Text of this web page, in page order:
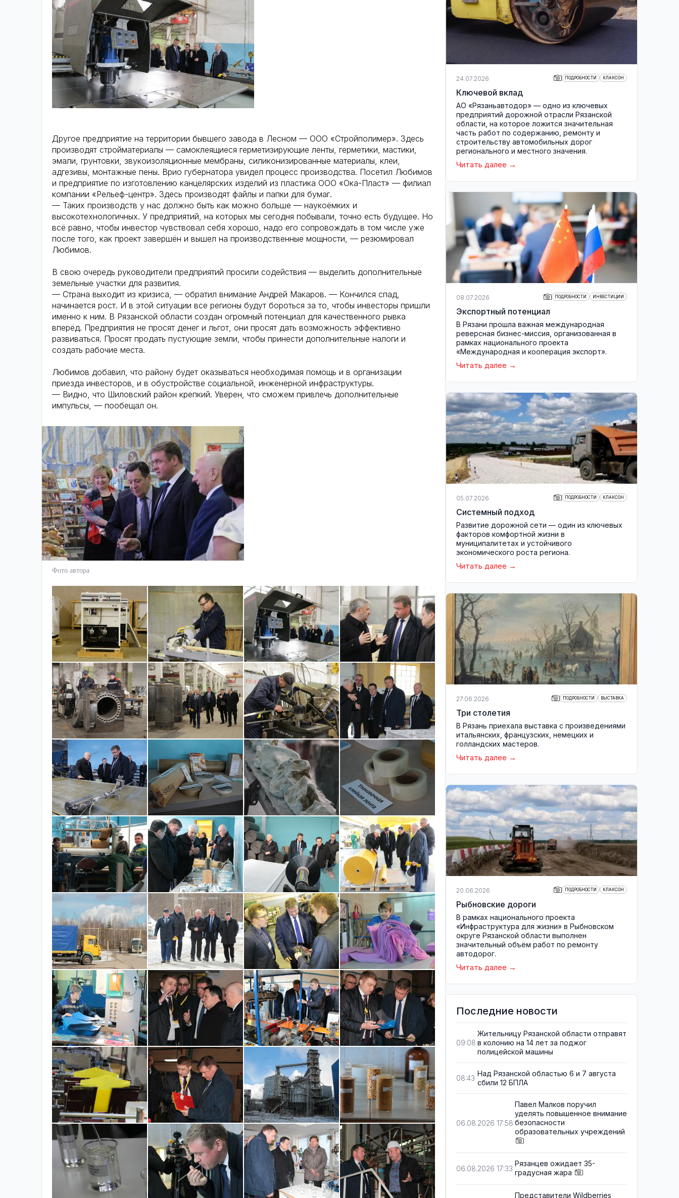
Другое предприятие на территории бывшего завода в Лесном — ООО «Стройполимер». Здесь
производят стройматериалы — самоклеящиеся герметизирующие ленты, герметики, мастики,
эмали, грунтовки, звукоизоляционные мембраны, силиконизированные материалы, клеи,
адгезивы, монтажные пены. Врио губернатора увидел процесс производства. Посетил Любимов
и предприятие по изготовлению канцелярских изделий из пластика ООО «Ока-Пласт» — филиал
компании «Рельеф-центр». Здесь производят файлы и папки для бумаг.
— Таких производств у нас должно быть как можно больше — наукоёмких и
высокотехнологичных. У предприятий, на которых мы сегодня побывали, точно есть будущее. Но
всё равно, чтобы инвестор чувствовал себя хорошо, надо его сопровождать в том числе уже
после того, как проект завершён и вышел на производственные мощности, — резюмировал
Любимов.
В свою очередь руководители предприятий просили содействия — выделить дополнительные
земельные участки для развития.
— Страна выходит из кризиса, — обратил внимание Андрей Макаров. — Кончился спад,
начинается рост. И в этой ситуации все регионы будут бороться за то, чтобы инвесторы пришли
именно к ним. В Рязанской области создан огромный потенциал для качественного рывка
вперёд. Предприятия не просят денег и льгот, они просят дать возможность эффективно
развиваться. Просят продать пустующие земли, чтобы принести дополнительные налоги и
создать рабочие места.
Любимов добавил, что району будет оказываться необходимая помощь и в организации
приезда инвесторов, и в обустройстве социальной, инженерной инфраструктуры.
— Видно, что Шиловский район крепкий. Уверен, что сможем привлечь дополнительные
импульсы, — пообещал он.
Фото автора
24.07.2026 ПОДРОБНОСТИ КЛАКСОН
Ключевой вклад
АО «Рязаньавтодор» — одно из ключевых
предприятий дорожной отрасли Рязанской
области, на которое ложится значительная
часть работ по содержанию, ремонту и
строительству автомобильных дорог
регионального и местного значения.
Читать далее
08.07.2026 ПОДРОБНОСТИ ИНВЕСТИЦИИ
Экспортный потенциал
В Рязани прошла важная международная
реверсная бизнес-миссия, организованная в
рамках национального проекта
«Международная и кооперация экспорт».
Читать далее
05.07.2026 ПОДРОБНОСТИ КЛАКСОН
Системный подход
Развитие дорожной сети — один из ключевых
факторов комфортной жизни в
муниципалитетах и устойчивого
экономического роста региона.
Читать далее
27.06.2026 ПОДРОБНОСТИ ВЫСТАВКА
Три столетия
В Рязань приехала выставка с произведениями
итальянских, французских, немецких и
голландских мастеров.
Читать далее
20.06.2026 ПОДРОБНОСТИ КЛАКСОН
Рыбновские дороги
В рамках национального проекта
«Инфраструктура для жизни» в Рыбновском
округе Рязанской области выполнен
значительный объём работ по ремонту
автодорог.
Читать далее
Последние новости
09:08
Жительницу Рязанской области отправят
в колонию на 14 лет за поджог
полицейской машины
08:43
Над Рязанской областью 6 и 7 августа
сбили 12 БПЛА
06.08.2026 17:58
Павел Малков поручил
уделять повышенное внимание
безопасности
образовательных учреждений
06.08.2026 17:33
Рязанцев ожидает 35-
градусная жара
Представители Wildberries